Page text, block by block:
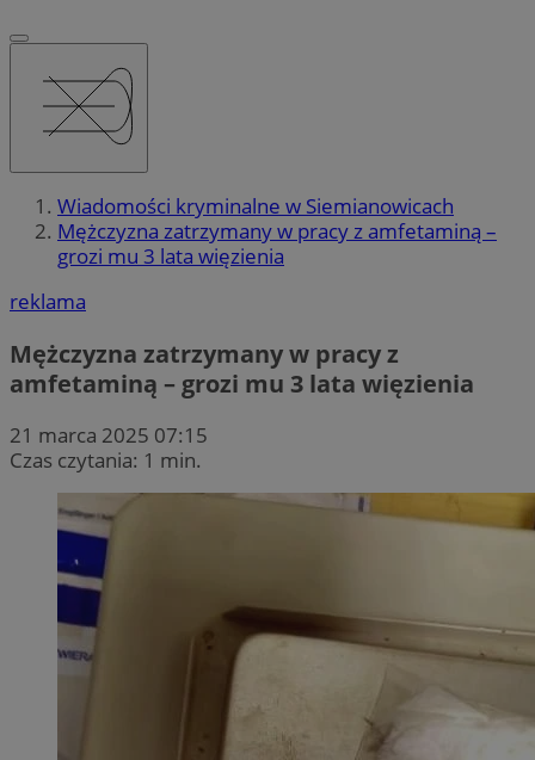
Wiadomości kryminalne w Siemianowicach
Mężczyzna zatrzymany w pracy z amfetaminą –
grozi mu 3 lata więzienia
reklama
Mężczyzna zatrzymany w pracy z
amfetaminą – grozi mu 3 lata więzienia
21 marca 2025 07:15
Czas czytania: 1 min.